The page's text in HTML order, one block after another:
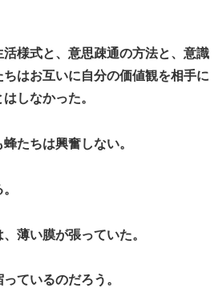
様式と、意思疎通の方法と、意識
はお互いに自分の価値観を相手に
しなかった。
たちは興奮しない。
薄い膜が張っていた。
ているのだろう。